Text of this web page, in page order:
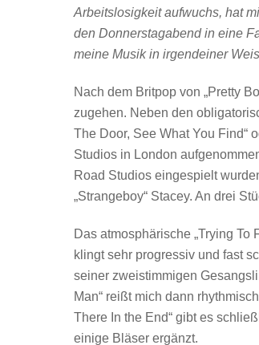
Arbeitslosigkeit aufwuchs, hat
den Donnerstagabend in eine
meine Musik in irgendeiner
Nach dem Britpop von „Pretty
zugehen. Neben den
The Door, See What You Find“
Studios in London
Road Studios eingespielt
„Strangeboy“ Stacey. An drei
Das atmosphärische „Trying To
klingt sehr progressiv und fast
seiner zweistimmigen
Man“ reißt mich dann
There In the End“ gibt es
einige Bläser ergänzt.